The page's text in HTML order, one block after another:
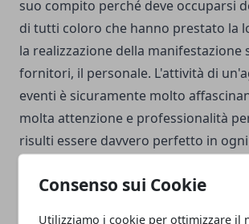
Consenso sui Cookie
Utilizziamo i cookie per ottimizzare il
suo compito perché deve occuparsi
di tutti coloro che hanno prestato la
la realizzazione della manifestazione
fornitori, il personale. L'attività di
eventi è sicuramente molto
molta attenzione e professionalità
risulti essere davvero perfetto in
molte soddisfazioni.